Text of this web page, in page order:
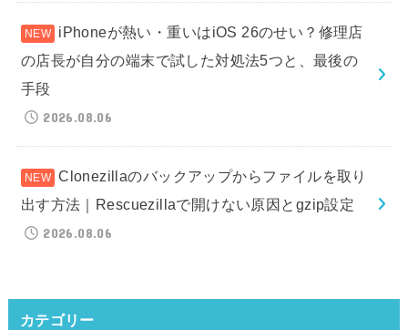
iPhoneが熱い・重いはiOS 26のせい？修理店
の店長が自分の端末で試した対処法5つと、最後の
手段
2026.08.06
Clonezillaのバックアップからファイルを取り
出す方法｜Rescuezillaで開けない原因とgzip設定
2026.08.06
カテゴリー